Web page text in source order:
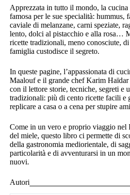
Apprezzata in tutto il mondo, la cucina
famosa per le sue specialità: hummus,
caviale di melanzane, carni speziate,
lento, dolci al pistacchio e alla rosa…
ricette tradizionali, meno conosciute,
famiglia custodisce il segreto.
In queste pagine, l’appassionata di
Maalouf e il grande chef Karim
con il lettore storie, tecniche, segreti e
tradizionali: più di cento ricette facili e
replicare a casa o a cena per stupire
Come in un vero e proprio viaggio nel
del miele, questo libro ci permette di
della gastronomia mediorientale, di
particolarità e di avventurarsi in un
nuovi.
Autori